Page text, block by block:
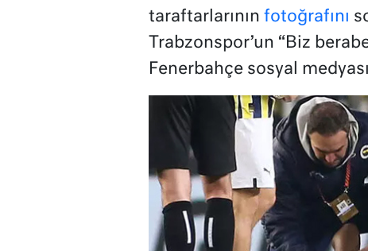
taraftarlarının fotoğrafını
Trabzonspor’un “Biz
Fenerbahçe sosyal